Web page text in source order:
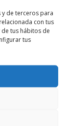
de terceros para
con tus
tus hábitos de
tus